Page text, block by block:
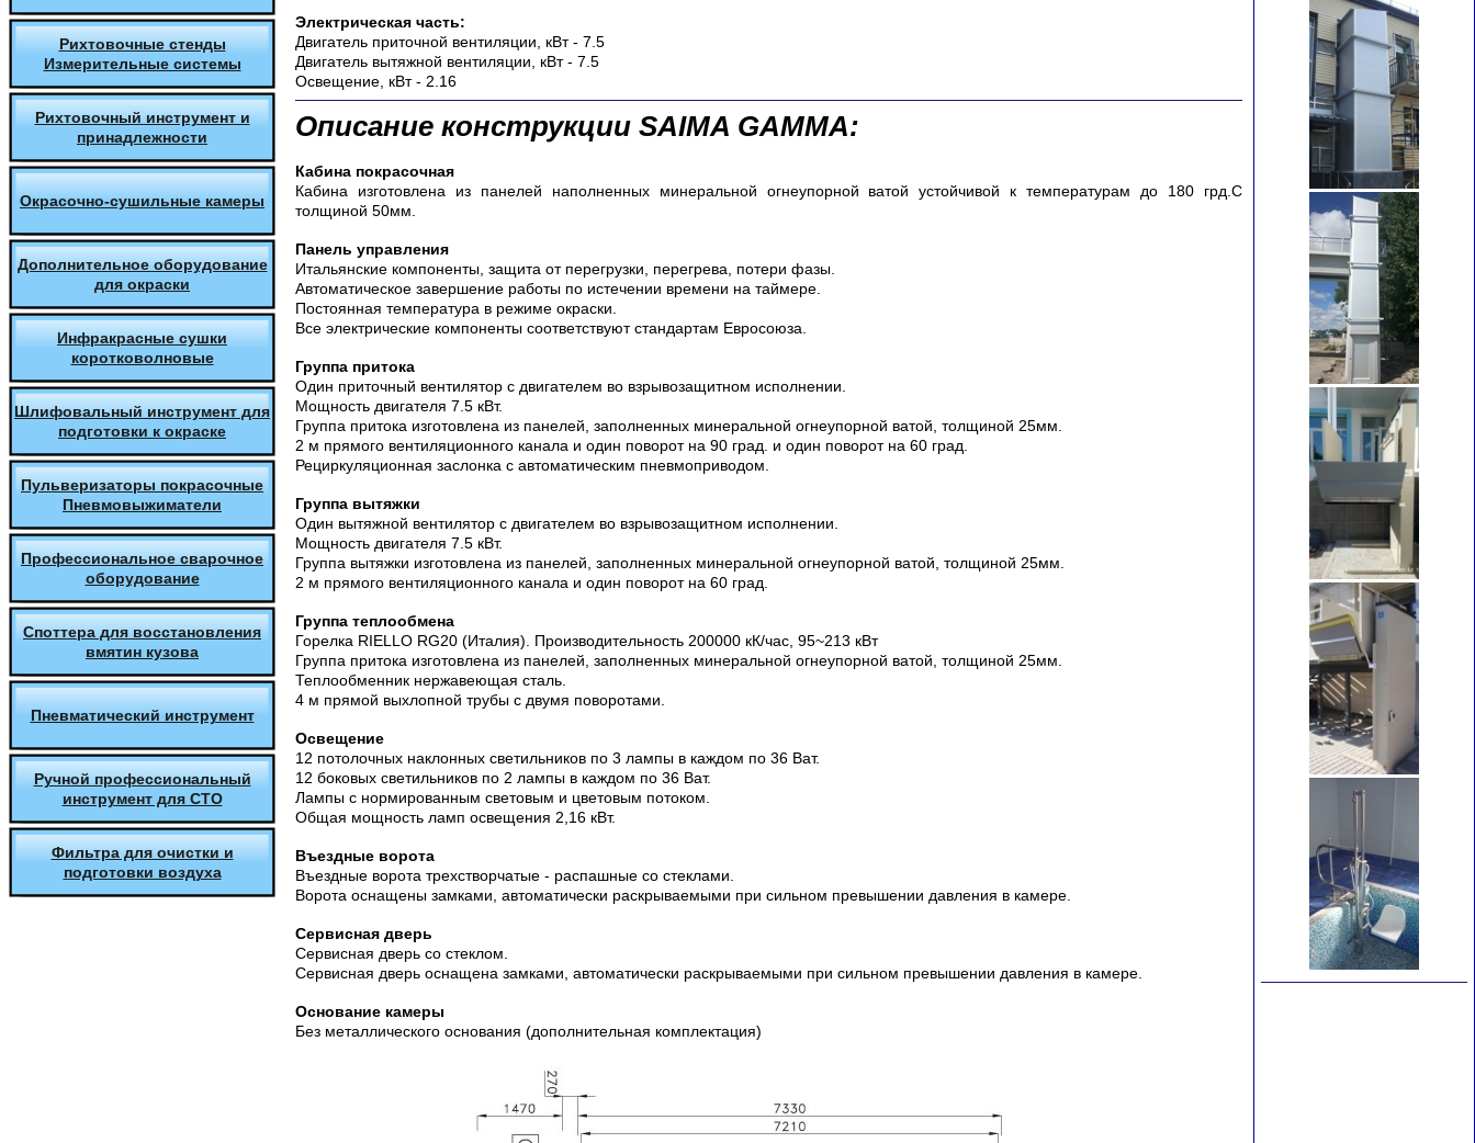
Рихтовочные стенды
Измерительные системы
Рихтовочный инструмент и
принадлежности
Окрасочно-сушильные камеры
Дополнительное оборудование
для окраски
Инфракрасные сушки
коротковолновые
Шлифовальный инструмент для
подготовки к окраске
Пульверизаторы покрасочные
Пневмовыжиматели
Профессиональное сварочное
оборудование
Споттера для восстановления
вмятин кузова
Пневматический инструмент
Ручной профессиональный
инструмент для СТО
Фильтра для очистки и
подготовки воздуха
Электрическая часть:
Двигатель приточной вентиляции, кВт - 7.5
Двигатель вытяжной вентиляции, кВт - 7.5
Освещение, кВт - 2.16
Описание конструкции SAIMA GAMMA:
Кабина покрасочная
Кабина изготовлена из панелей наполненных минеральной огнеупорной ватой устойчивой к температурам до 180 грд.С
толщиной 50мм.
Панель управления
Итальянские компоненты, защита от перегрузки, перегрева, потери фазы.
Автоматическое завершение работы по истечении времени на таймере.
Постоянная температура в режиме окраски.
Все электрические компоненты соответствуют стандартам Евросоюза.
Группа притока
Один приточный вентилятор с двигателем во взрывозащитном исполнении.
Мощность двигателя 7.5 кВт.
Группа притока изготовлена из панелей, заполненных минеральной огнеупорной ватой, толщиной 25мм.
2 м прямого вентиляционного канала и один поворот на 90 град. и один поворот на 60 град.
Рециркуляционная заслонка с автоматическим пневмоприводом.
Группа вытяжки
Один вытяжной вентилятор с двигателем во взрывозащитном исполнении.
Мощность двигателя 7.5 кВт.
Группа вытяжки изготовлена из панелей, заполненных минеральной огнеупорной ватой, толщиной 25мм.
2 м прямого вентиляционного канала и один поворот на 60 град.
Группа теплообмена
Горелка RIELLO RG20 (Италия). Производительность 200000 кК/час, 95~213 кВт
Группа притока изготовлена из панелей, заполненных минеральной огнеупорной ватой, толщиной 25мм.
Теплообменник нержавеющая сталь.
4 м прямой выхлопной трубы с двумя поворотами.
Освещение
12 потолочных наклонных светильников по 3 лампы в каждом по 36 Ват.
12 боковых светильников по 2 лампы в каждом по 36 Ват.
Лампы с нормированным световым и цветовым потоком.
Общая мощность ламп освещения 2,16 кВт.
Въездные ворота
Въездные ворота трехстворчатые - распашные со стеклами.
Ворота оснащены замками, автоматически раскрываемыми при сильном превышении давления в камере.
Сервисная дверь
Сервисная дверь со стеклом.
Сервисная дверь оснащена замками, автоматически раскрываемыми при сильном превышении давления в камере.
Основание камеры
Без металлического основания (дополнительная комплектация)